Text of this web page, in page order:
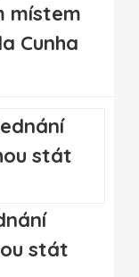
místem
Cunha
stát